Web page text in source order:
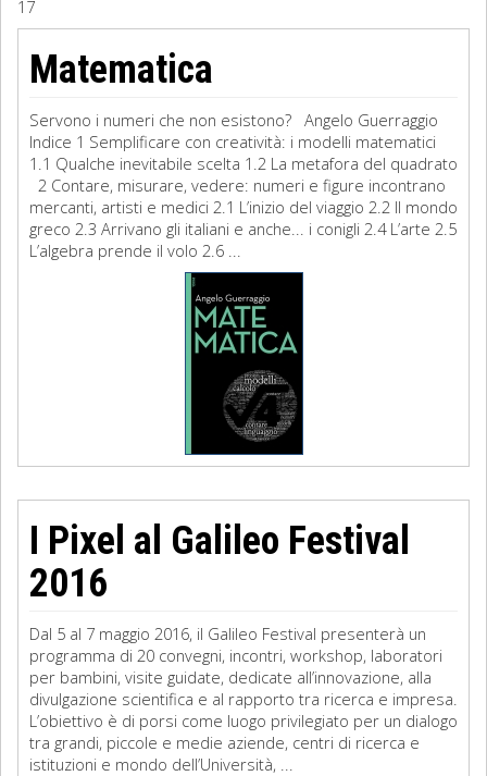
Filosofia
Storia
Matematica
Diritto
17
Matematica
Servono i numeri che non esistono? Angelo Guerraggio
Indice 1 Semplificare con creatività: i modelli matematici
1.1 Qualche inevitabile scelta 1.2 La metafora del quadrato
2 Contare, misurare, vedere: numeri e figure incontrano
mercanti, artisti e medici 2.1 L’inizio del viaggio 2.2 Il mondo
greco 2.3 Arrivano gli italiani e anche... i conigli 2.4 L’arte 2.5
L’algebra prende il volo 2.6 ...
I Pixel al Galileo Festival
2016
Dal 5 al 7 maggio 2016, il Galileo Festival presenterà un
programma di 20 convegni, incontri, workshop, laboratori
per bambini, visite guidate, dedicate all’innovazione, alla
divulgazione scientifica e al rapporto tra ricerca e impresa.
L’obiettivo è di porsi come luogo privilegiato per un dialogo
tra grandi, piccole e medie aziende, centri di ricerca e
istituzioni e mondo dell’Università, ...